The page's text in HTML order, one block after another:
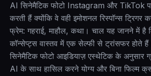
AI सिनेमैटिक फोटो Instagram और TikTok
करती हैं क्योंकि वे वही इमोशनल रिस्पॉन्स ट्रिगर
फ्रेम: गहराई, माहौल, कथा। चाल यह जानने में है
कॉन्सेप्ट्स वास्तव में एक सेल्फी से ट्रांसफर होते
सिनेमैटिक फोटो आइडियाज़ एस्थेटिक के अनुसार
AI के साथ हासिल करने योग्य और बिना फिल्म